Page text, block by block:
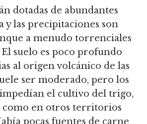
dotadas de abundantes
y las precipitaciones son
a menudo torrenciales
suelo es poco profundo
al origen volcánico de las
ser moderado, pero los
el cultivo del trigo,
como en otros territorios
pocas fuentes de carne